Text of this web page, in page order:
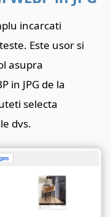
incarcati
Este usor si
asupra
in JPG de la
selecta
dvs.